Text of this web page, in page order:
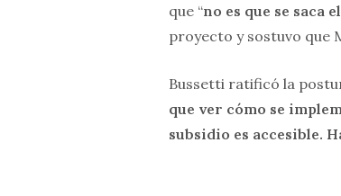
que “no es que se saca
proyecto y sostuvo que
Bussetti ratificó la
que ver cómo se
subsidio es accesible.